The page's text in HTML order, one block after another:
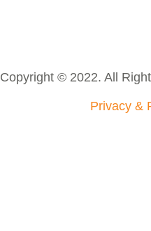
Copyright © 2022. All
Privacy &